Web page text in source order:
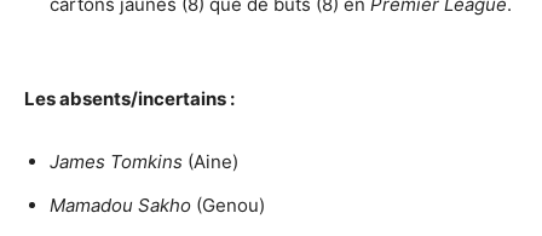
Les absents/incertains :
James Tomkins (Aine)
Mamadou Sakho (Genou)